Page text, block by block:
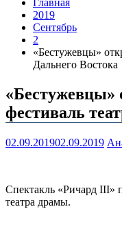
Главная
2019
Сентябрь
2
«Бестужевцы»
Дальнего Востока
«Бестужевцы»
фестиваль
02.09.201902.09.2019
Спектакль «Ричард III»
театра драмы.